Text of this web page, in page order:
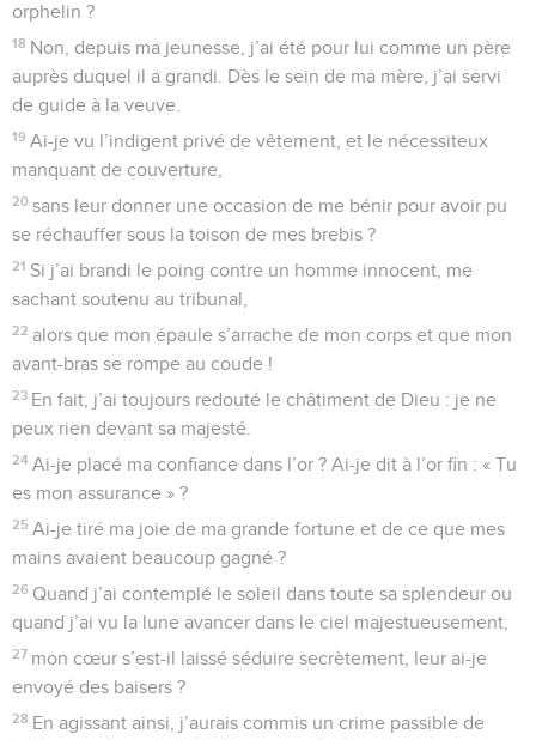
orphelin ?
18 Non, depuis ma jeunesse, j’ai été pour lui comme un père
auprès duquel il a grandi. Dès le sein de ma mère, j’ai servi
de guide à la veuve.
19 Ai-je vu l’indigent privé de vêtement, et le nécessiteux
manquant de couverture,
20 sans leur donner une occasion de me bénir pour avoir pu
se réchauffer sous la toison de mes brebis ?
21 Si j’ai brandi le poing contre un homme innocent, me
sachant soutenu au tribunal,
22 alors que mon épaule s’arrache de mon corps et que mon
avant-bras se rompe au coude !
23 En fait, j’ai toujours redouté le châtiment de Dieu : je ne
peux rien devant sa majesté.
24 Ai-je placé ma confiance dans l’or ? Ai-je dit à l’or fin : « Tu
es mon assurance » ?
25 Ai-je tiré ma joie de ma grande fortune et de ce que mes
mains avaient beaucoup gagné ?
26 Quand j’ai contemplé le soleil dans toute sa splendeur ou
quand j’ai vu la lune avancer dans le ciel majestueusement,
27 mon cœur s’est-il laissé séduire secrètement, leur ai-je
envoyé des baisers ?
28 En agissant ainsi, j’aurais commis un crime passible de